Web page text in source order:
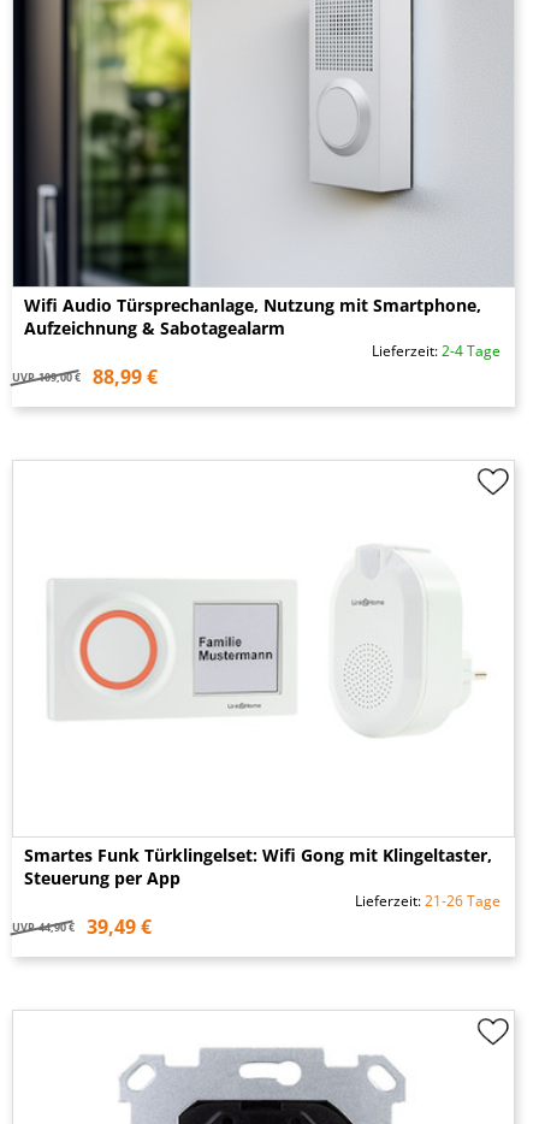
Wifi Audio Türsprechanlage, Nutzung mit Smartphone,
Aufzeichnung & Sabotagealarm
Lieferzeit:2-4 Tage
UVP 109,00 € 88,99 €
Smartes Funk Türklingelset: Wifi Gong mit Klingeltaster,
Steuerung per App
Lieferzeit:21-26 Tage
UVP 44,90 € 39,49 €